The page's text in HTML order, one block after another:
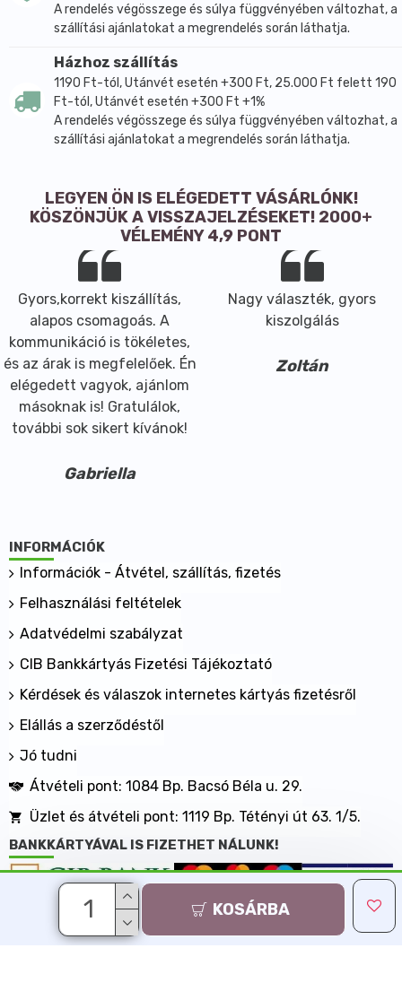
KOSÁRBA
A rendelés végösszege és súlya függvényében változhat, a
szállítási ajánlatokat a megrendelés során láthatja.
Házhoz szállítás
1190 Ft-tól, Utánvét esetén +300 Ft, 25.000 Ft felett 190
Ft-tól, Utánvét esetén +300 Ft +1%
A rendelés végösszege és súlya függvényében változhat, a
szállítási ajánlatokat a megrendelés során láthatja.
LEGYEN ÖN IS ELÉGEDETT VÁSÁRLÓNK!
KÖSZÖNJÜK A VISSZAJELZÉSEKET! 2000+
VÉLEMÉNY 4,9 PONT
Gyors,korrekt kiszállítás,
alapos csomagoás. A
kommunikáció is tökéletes,
és az árak is megfelelőek. Én
elégedett vagyok, ajánlom
másoknak is! Gratulálok,
további sok sikert kívánok!
Gabriella
Nagy választék, gyors
kiszolgálás
Zoltán
INFORMÁCIÓK
Információk - Átvétel, szállítás, fizetés
Felhasználási feltételek
Adatvédelmi szabályzat
CIB Bankkártyás Fizetési Tájékoztató
Kérdések és válaszok internetes kártyás fizetésről
Elállás a szerződéstől
Jó tudni
Átvételi pont: 1084 Bp. Bacsó Béla u. 29.
Üzlet és átvételi pont: 1119 Bp. Tétényi út 63. 1/5.
BANKKÁRTYÁVAL IS FIZETHET NÁLUNK!
Minden jog fenntartva, MaxShopping Kft. 2013-2026
Árukereső.hu